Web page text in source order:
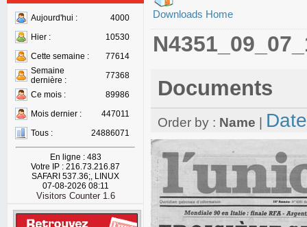
Aujourd'hui :
4000
Hier :
10530
Cette semaine :
77614
Semaine
dernière :
77368
Ce mois :
89986
Mois dernier :
447011
Tous :
24886071
En ligne : 483
Votre IP : 216.73.216.87
SAFARI 537.36;, LINUX
07-08-2026 08:11
Visitors Counter 1.6
Downloads Home
Documents
Order by : Name Date